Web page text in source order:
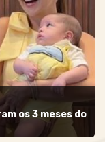
os 3 meses do